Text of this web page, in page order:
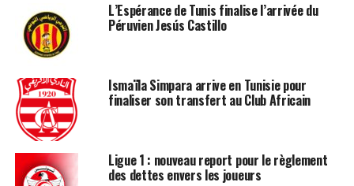
L’Espérance de Tunis finalise l’arrivée du
Péruvien Jesús Castillo
Ismaïla Simpara arrive en Tunisie pour
finaliser son transfert au Club Africain
Ligue 1 : nouveau report pour le règlement
des dettes envers les joueurs